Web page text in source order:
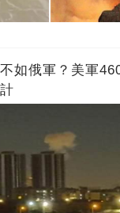
如俄軍？美軍